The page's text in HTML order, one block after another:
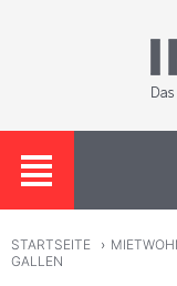
STARTSEITE ›
GALLEN